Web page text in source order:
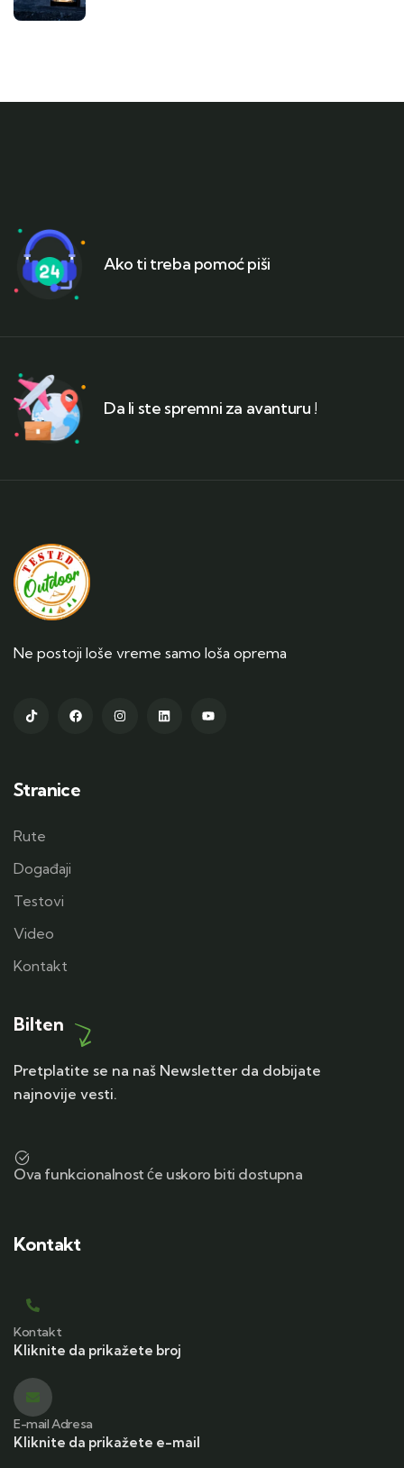
Ako ti treba pomoć piši
Da li ste spremni za avanturu !
Ne postoji loše vreme samo loša oprema
Stranice
Rute
Događaji
Testovi
Video
Kontakt
Bilten
Pretplatite se na naš Newsletter da dobijate
najnovije vesti.
Ova funkcionalnost će uskoro biti dostupna
Kontakt
Kontakt
Kliknite da prikažete broj
E-mail Adresa
Kliknite da prikažete e-mail